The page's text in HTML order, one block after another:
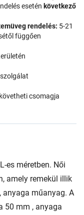
esetén következő
rendelés: 5-21
függően
csomagja
es méretben. Női
amely remekül illik
anyaga műanyag. A
50 mm , anyaga